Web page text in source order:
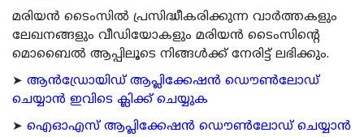
മരിയന്‍ ടൈംസില്‍ പ്രസിദ്ധീകരിക്കുന്ന വാര്‍ത്തകളും
ലേഖനങ്ങളും വീഡിയോകളും മരിയന്‍ ടൈംസിന്റെ
മൊബൈല്‍ ആപ്പിലൂടെ നിങ്ങള്‍ക്ക് നേരിട്ട് ലഭിക്കും.
➤ ആന്‍ഡ്രോയിഡ് ആപ്ലിക്കേഷന്‍ ഡൌണ്‍ലോഡ്
ചെയ്യാന്‍ ഇവിടെ ക്ലിക്ക് ചെയ്യുക
➤ ഐഓഎസ് ആപ്ലിക്കേഷന്‍ ഡൌണ്‍ലോഡ് ചെയ്യാന്‍